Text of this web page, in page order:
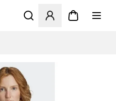
Åbner en Modal til at